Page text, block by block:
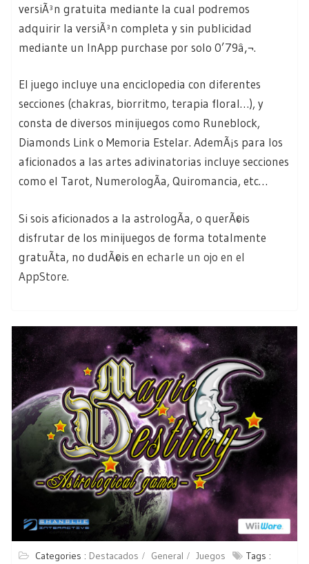
versiÃ³n gratuita mediante la cual podremos
adquirir la versiÃ³n completa y sin publicidad
mediante un InApp purchase por solo 0’79â‚¬.
El juego incluye una enciclopedia con diferentes
secciones (chakras, biorritmo, terapia floral…), y
consta de diversos minijuegos como Runeblock,
Diamonds Link o Memoria Estelar. AdemÃ¡s para los
aficionados a las artes adivinatorias incluye secciones
como el Tarot, NumerologÃ­a, Quiromancia, etc…
Si sois aficionados a la astrologÃ­a, o querÃ©is
disfrutar de los minijuegos de forma totalmente
gratuÃ­ta, no dudÃ©is en echarle un ojo en el
AppStore.
Categories : Destacados General Juegos
Tags :